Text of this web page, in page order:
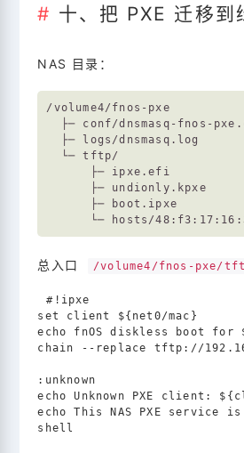
十、把 PXE 迁移到
NAS 目录：
/volume4/fnos-pxe
├─ conf/dnsmasq-fnos-
  ├─ logs/dnsmasq.log
  └─ tftp/
      ├─ ipxe.efi
      ├─ undionly.kpxe
      ├─ boot.ipxe
总入口 /volume4/fnos-pxe/
#!ipxe
set client ${net0/mac}
echo fnOS diskless boot
chain --replace tftp://
:unknown
echo Unknown PXE client:
echo This NAS PXE service